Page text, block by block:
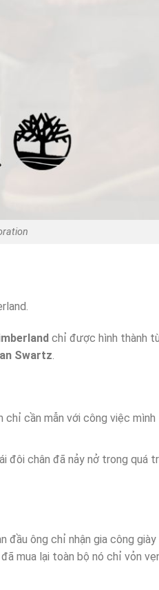
chỉ được hình thành
Swartz
cần mẫn với công việc mình
đôi chân đã nảy nở trong quá
đầu ông chỉ nhận gia công
mua lại toàn bộ nó chỉ vỏn